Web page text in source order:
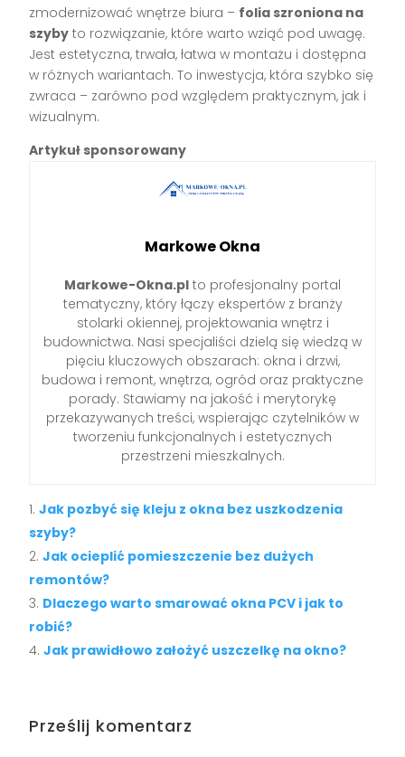
zmodernizować wnętrze biura – folia szroniona na
szyby to rozwiązanie, które warto wziąć pod uwagę.
Jest estetyczna, trwała, łatwa w montażu i dostępna
w różnych wariantach. To inwestycja, która szybko się
zwraca – zarówno pod względem praktycznym, jak i
wizualnym.
Artykuł sponsorowany
Markowe Okna
Markowe-Okna.pl to profesjonalny portal
tematyczny, który łączy ekspertów z branży
stolarki okiennej, projektowania wnętrz i
budownictwa. Nasi specjaliści dzielą się wiedzą w
pięciu kluczowych obszarach: okna i drzwi,
budowa i remont, wnętrza, ogród oraz praktyczne
porady. Stawiamy na jakość i merytorykę
przekazywanych treści, wspierając czytelników w
tworzeniu funkcjonalnych i estetycznych
przestrzeni mieszkalnych.
Jak pozbyć się kleju z okna bez uszkodzenia
szyby?
Jak ocieplić pomieszczenie bez dużych
remontów?
Dlaczego warto smarować okna PCV i jak to
robić?
Jak prawidłowo założyć uszczelkę na okno?
Prześlij komentarz